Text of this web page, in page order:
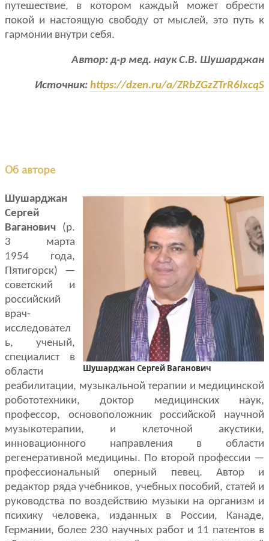
путешествие, в котором каждый может обрести
покой и настоящую свободу от мыслей, это путь к
гармонии внутри себя.
Автор: д-р мед. наук С.В. Шушарджан
Источник: https://dzen.ru/a/ZRbZGzZTrR6lxcqS
Об авторе
Шушарджан Сергей Ваганович
Шушарджан
Сергей
Ваганович (р.
3 марта
1954 года,
Пятигорск) —
советский и
российский
врач-
исследовател
ь, ученый,
специалист в
области
реабилитации, музыкальной терапии и медицинской
робототехники, доктор медицинских наук,
профессор, основоположник российской научной
музыкотерапии, и клеточной акустики,
инновационного направления в области
регенеративной медицины. По второй профессии —
профессиональный оперный певец. Автор и
редактор ряда учебников, учебных пособий, статей и
руководства по воздействию музыки на организм и
психику человека, изданных в России, Канаде,
Германии, более 230 научных работ и 11 патентов в